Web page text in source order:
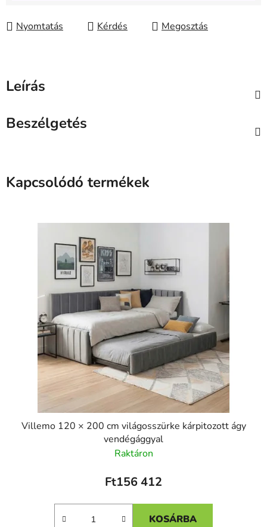
Nyomtatás Kérdés Megosztás
Leírás
Beszélgetés
Kapcsolódó termékek
Villemo 120 × 200 cm világosszürke kárpitozott ágy
vendégággyal
Raktáron
Ft156 412
KOSÁRBA